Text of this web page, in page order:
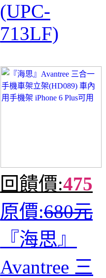
(UPC-
713LF)
回饋價:475
原價:680元
『海思』
Avantree 三